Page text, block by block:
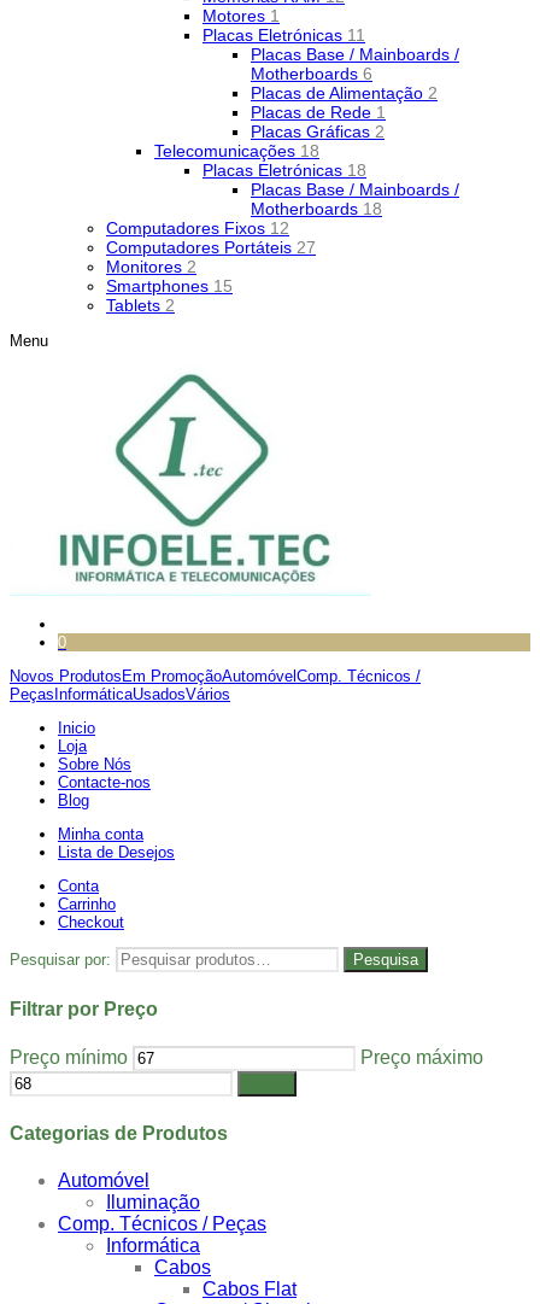
Motores 1
Placas Eletrónicas 11
Placas Base / Mainboards /
Motherboards 6
Placas de Alimentação 2
Placas de Rede 1
Placas Gráficas 2
Telecomunicações 18
Placas Eletrónicas 18
Placas Base / Mainboards /
Motherboards 18
Computadores Fixos 12
Computadores Portáteis 27
Monitores 2
Smartphones 15
Tablets 2
Menu
0
Novos Produtos Em PromoçãoAutomóvel Comp. Técnicos /
Peças InformáticaUsadosVários
Inicio
Loja
Sobre Nós
Contacte-nos
Blog
Minha conta
Lista de Desejos
Conta
Carrinho
Checkout
Pesquisar por: Pesquisa
Filtrar por Preço
Preço mínimo Preço máximo
Categorias de Produtos
Automóvel
Iluminação
Comp. Técnicos / Peças
Informática
Cabos
Cabos Flat